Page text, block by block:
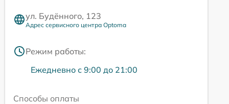
ул. Будённого, 123
Адрес сервисного центра Optoma
Режим работы:
Ежедневно с 9:00 до 21:00
Способы оплаты